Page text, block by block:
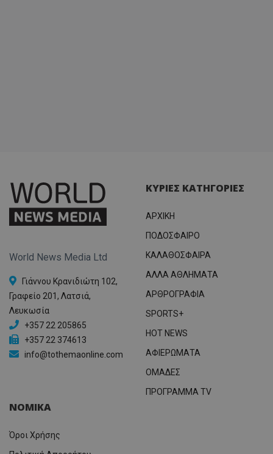
World News Media Ltd
Γιάννου Κρανιδιώτη 102,
Γραφείο 201, Λατσιά,
Λευκωσία
+357 22 205865
+357 22 374613
info@tothemaonline.com
ΚΥΡΙΕΣ ΚΑΤΗΓΟΡΙΕΣ
ΑΡΧΙΚΗ
ΠΟΔΟΣΦΑΙΡΟ
ΚΑΛΑΘΟΣΦΑΙΡΑ
ΑΛΛΑ ΑΘΛΗΜΑΤΑ
ΑΡΘΡΟΓΡΑΦΙΑ
SPORTS+
HOT NEWS
ΑΦΙΕΡΩΜΑΤΑ
ΟΜΑΔΕΣ
ΠΡΟΓΡΑΜΜΑ TV
ΝΟΜΙΚΑ
Όροι Χρήσης